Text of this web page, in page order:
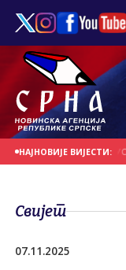
НАЈНОВИЈЕ ВИЈЕСТИ:
ИЗ БЈЕЛОРУСИЈЕ
Свијет
07.11.2025